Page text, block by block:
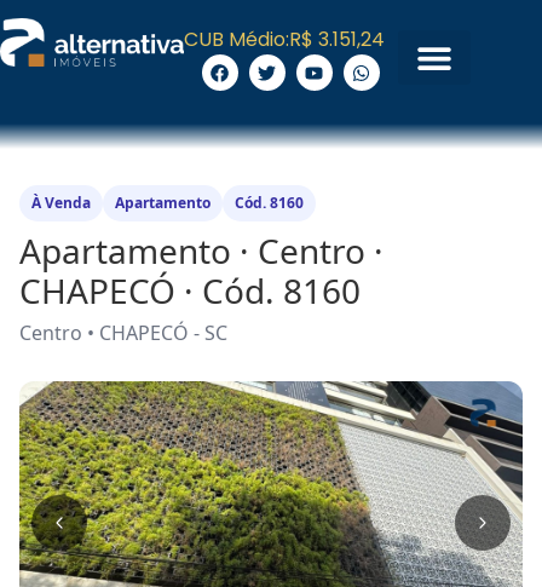
CUB Médio:R$ 3.151,24
À Venda Apartamento Cód. 8160
Apartamento · Centro ·
CHAPECÓ · Cód. 8160
Centro • CHAPECÓ - SC